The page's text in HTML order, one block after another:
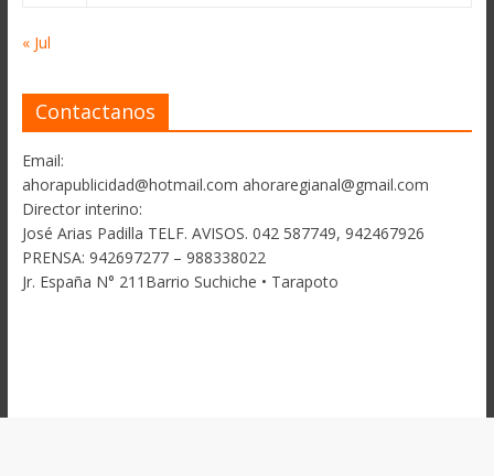
« Jul
Contactanos
Email:
ahorapublicidad@hotmail.com ahoraregianal@gmail.com
Director interino:
José Arias Padilla TELF. AVISOS. 042 587749, 942467926
PRENSA: 942697277 – 988338022
Jr. España N° 211Barrio Suchiche • Tarapoto